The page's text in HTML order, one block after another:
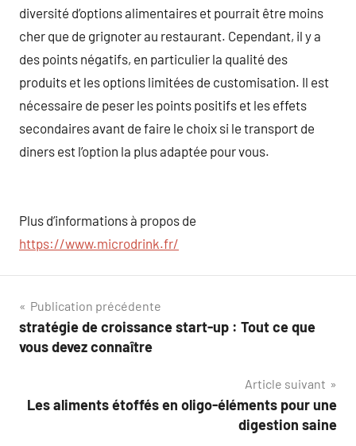
diversité d’options alimentaires et pourrait être moins
cher que de grignoter au restaurant. Cependant, il y a
des points négatifs, en particulier la qualité des
produits et les options limitées de customisation. Il est
nécessaire de peser les points positifs et les effets
secondaires avant de faire le choix si le transport de
diners est l’option la plus adaptée pour vous.
Plus d’informations à propos de
https://www.microdrink.fr/
Navigation
de
Publication précédente
stratégie de croissance start-up : Tout ce que
vous devez connaître
Article suivant
Les aliments étoffés en oligo-éléments pour une
digestion saine